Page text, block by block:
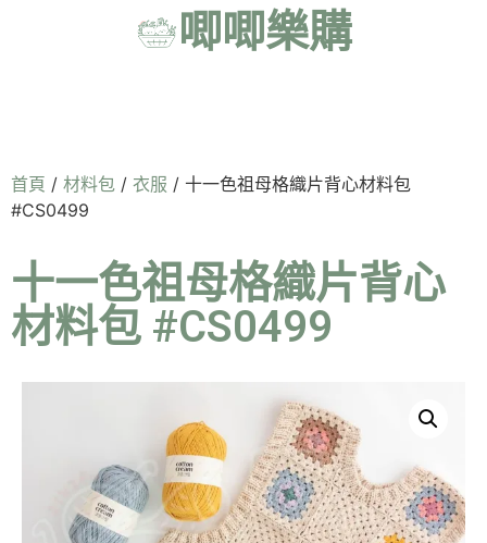
唧唧樂購
首頁 / 材料包 / 衣服 / 十一色祖母格織片背心材料包
#CS0499
十一色祖母格織片背心
材料包 #CS0499